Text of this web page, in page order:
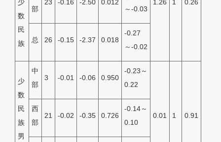
少
数
民
族
1.26 1 0.26
部
23 -0.16 -2.50 0.012
～-0.03
总 26 -0.15 -2.37 0.018
-0.27
～-0.02
少
数
民
族
男
中
部
3 -0.01 -0.06 0.950
-0.23～
0.22
0.01 1 0.91
西
部
21 -0.02 -0.35 0.726
-0.14～
0.10